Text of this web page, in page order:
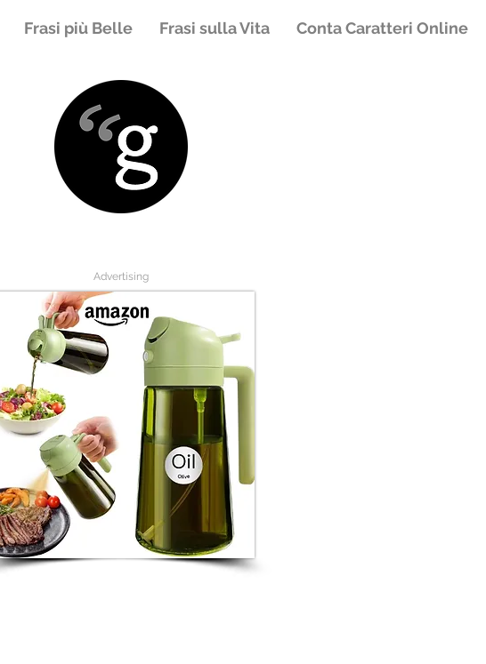
Frasi più Belle Frasi sulla Vita Conta Caratteri Online
Advertising